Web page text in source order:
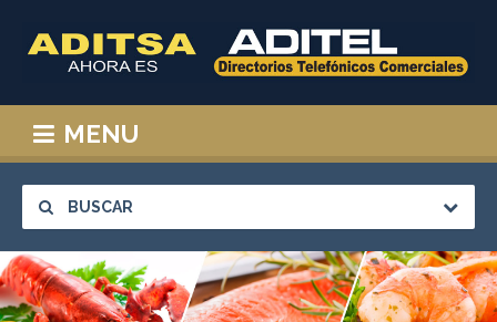
MENU
BUSCAR